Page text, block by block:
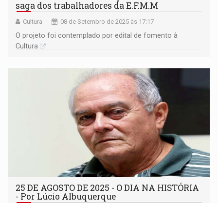
saga dos trabalhadores da E.F.M.M
Cultura 08 de Setembro de 2025 às 17:17
O projeto foi contemplado por edital de fomento à
Cultura
25 DE AGOSTO DE 2025 - O DIA NA HISTÓRIA
- Por Lúcio Albuquerque